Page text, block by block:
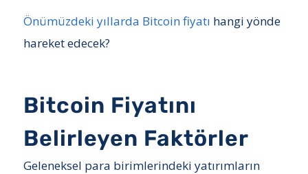
Önümüzdeki yıllarda Bitcoin fiyatı hangi yönde
hareket edecek?
Bitcoin Fiyatını
Belirleyen Faktörler
Geleneksel para birimlerindeki yatırımların